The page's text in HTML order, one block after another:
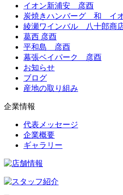
イオン新浦安 彦酉
炭焼きハンバーグ 和 イ
綾瀬ワインバル 八十郎商
葛西 彦酉
平和島 彦酉
幕張ベイパーク 彦酉
お知らせ
ブログ
産地の取り組み
企業情報
代表メッセージ
企業概要
ギャラリー